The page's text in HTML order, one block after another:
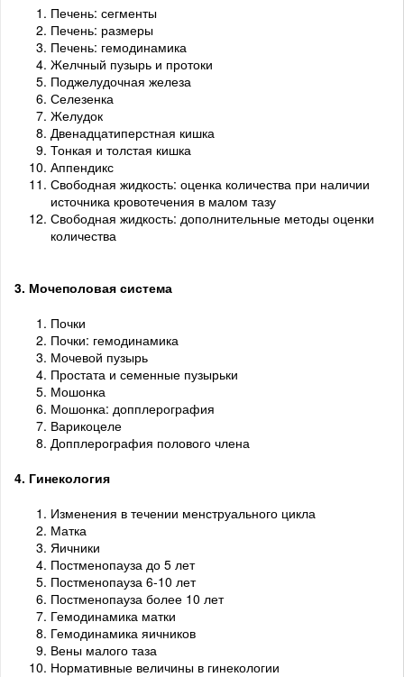
Печень: сегменты
Печень: размеры
Печень: гемодинамика
Желчный пузырь и протоки
Поджелудочная железа
Селезенка
Желудок
Двенадцатиперстная кишка
Тонкая и толстая кишка
Аппендикс
Свободная жидкость: оценка количества при наличии
источника кровотечения в малом тазу
Свободная жидкость: дополнительные методы оценки
количества
3. Мочеполовая система
Почки
Почки: гемодинамика
Мочевой пузырь
Простата и семенные пузырьки
Мошонка
Мошонка: допплерография
Варикоцеле
Допплерография полового члена
4. Гинекология
Изменения в течении менструального цикла
Матка
Яичники
Постменопауза до 5 лет
Постменопауза 6-10 лет
Постменопауза более 10 лет
Гемодинамика матки
Гемодинамика яичников
Вены малого таза
Нормативные величины в гинекологии